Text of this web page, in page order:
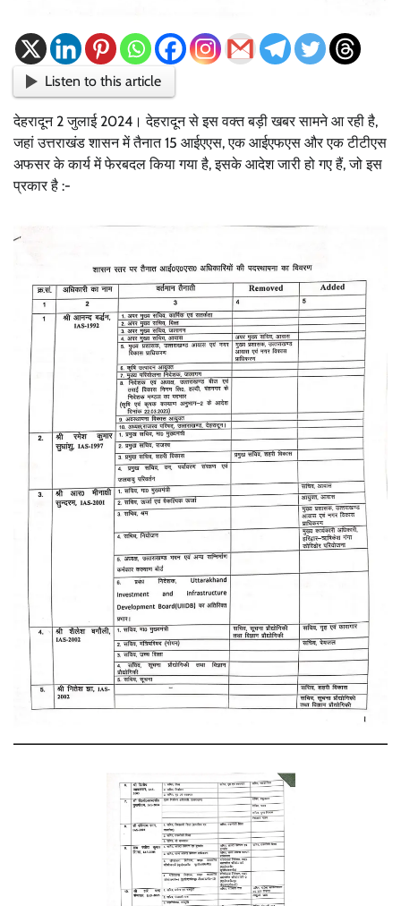
Listen to this article
देहरादून 2 जुलाई 2024। देहरादून से इस वक्त बड़ी खबर सामने आ रही है,
जहां उत्तराखंड शासन में तैनात 15 आईएएस, एक आईएफएस और एक‌ टीटीएस
अफसर के कार्य में फेरबदल किया गया है, इसके आदेश जारी हो गए हैं, जो इस
प्रकार है :-